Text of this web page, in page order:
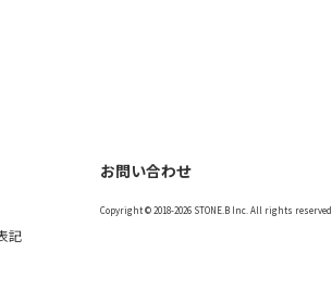
記
お問い合わせ
Copyright © 2018-2026 STONE.B Inc. All rights reserved.